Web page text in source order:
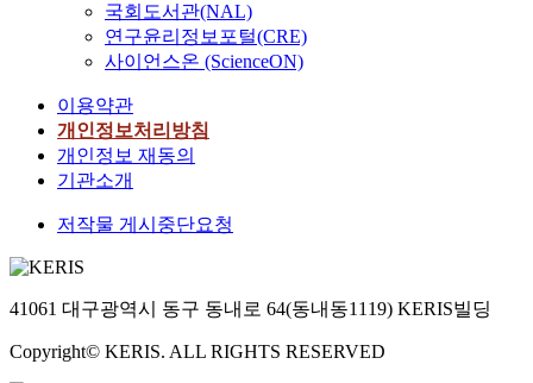
국회도서관(NAL)
연구윤리정보포털(CRE)
사이언스온 (ScienceON)
이용약관
개인정보처리방침
개인정보 재동의
기관소개
저작물 게시중단요청
41061 대구광역시 동구 동내로 64(동내동1119) KERIS빌딩
Copyright© KERIS. ALL RIGHTS RESERVED